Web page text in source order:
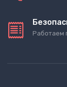
Работаем